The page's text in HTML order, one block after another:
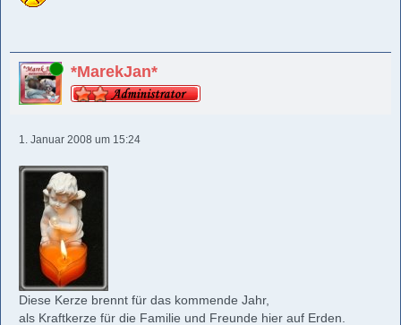
Online *MarekJan*
1. Januar 2008 um 15:24
Diese Kerze brennt für das kommende Jahr,
als Kraftkerze für die Familie und Freunde hier auf Erden.